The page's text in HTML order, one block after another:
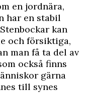
en jordnära,
har en stabil
kan
och försiktiga,
man få ta del av
också finns
gärna
till synes